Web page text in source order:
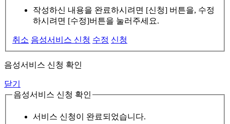
작성하신 내용을 완료하시려면 [신청] 버튼을, 수정
하시려면 [수정]버튼을 눌러주세요.
취소 음성서비스 신청 수정 신청
음성서비스 신청 확인
닫기
음성서비스 신청 확인
서비스 신청이 완료되었습니다.